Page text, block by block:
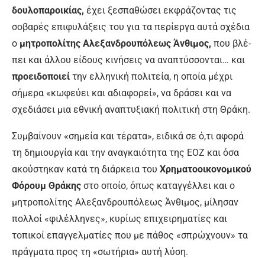
δουλοπαροικίας, έχει ξεσπα­θώσει εκφράζοντας τις
σοβαρές επιφυλάξεις του για τα περίεργα αυτά σχέδια
ο μητροπο­λίτης Αλεξανδρουπόλεως Άνθιμος, που βλέ­
πει και άλλου είδους κινήσεις να αναπτύσσο­νται… και
προειδοποιεί την ελληνική πολιτεία, η οποία μέχρι
σήμερα «κωφεύει και αδιαφο­ρεί», να δράσει και να
σχεδιάσει μια εθνική αναπτυξιακή πολιτική στη Θράκη.
Συμβαίνουν «σημεία και τέρατα», ειδικά σε ό,τι αφορά
τη δημιουργία και την αναγκαι­ότητα της ΕΟΖ και όσα
ακούστηκαν κατά τη διάρκεια του Χρηματοοικονομικού
Φόρουμ Θράκης στο οποίο, όπως καταγγέλλει και ο
μητροπολίτης Αλεξανδρουπόλεως Άνθιμος, μίλησαν
πολλοί «φιλέλληνες», κυρίως επιχειρηματίες και
τοπικοί επαγγελματίες που με πάθος «σπρώχνουν» τα
πράγματα προς τη «σωτήρια» αυτή λύση.